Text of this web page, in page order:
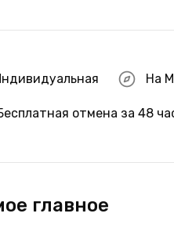
На
отмена за 48
главное